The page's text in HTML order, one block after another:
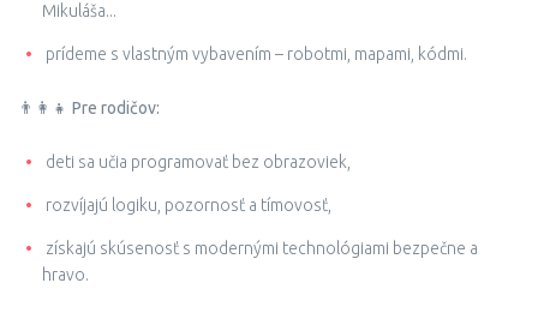
Mikuláša...
prídeme s vlastným vybavením – robotmi, mapami, kódmi.
👨‍👩‍👧 Pre rodičov:
deti sa učia programovať bez obrazoviek,
rozvíjajú logiku, pozornosť a tímovosť,
získajú skúsenosť s modernými technológiami bezpečne a
hravo.